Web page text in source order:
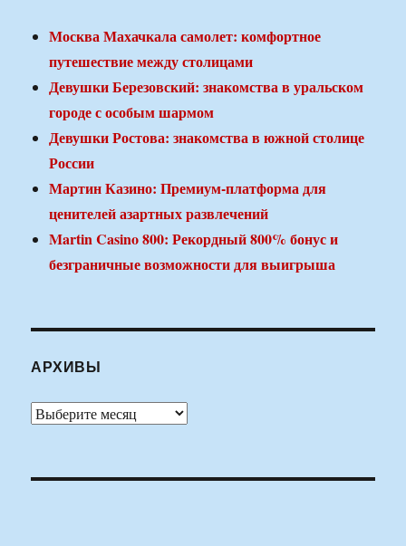
Москва Махачкала самолет: комфортное
путешествие между столицами
Девушки Березовский: знакомства в уральском
городе с особым шармом
Девушки Ростова: знакомства в южной столице
России
Мартин Казино: Премиум-платформа для
ценителей азартных развлечений
Martin Casino 800: Рекордный 800% бонус и
безграничные возможности для выигрыша
АРХИВЫ
Архивы